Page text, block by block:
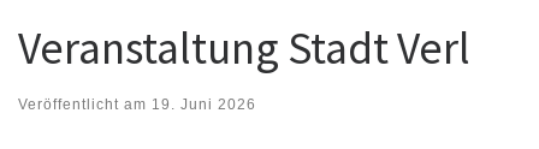
Veranstaltung Stadt Verl
Veröffentlicht am 19. Juni 2026